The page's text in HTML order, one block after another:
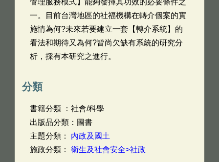
管理服務模式】能夠發揮其功效的必要條件之
一。目前台灣地區的社福機構在轉介個案的實
施情為何?未來若要建立一套【轉介系統】的
看法和期待又為何?皆尚欠缺有系統的研究分
析，採有本研究之進行。
分類
書籍分類 ：社會/科學
出版品分類：圖書
主題分類： 內政及國土
施政分類： 衛生及社會安全>社政